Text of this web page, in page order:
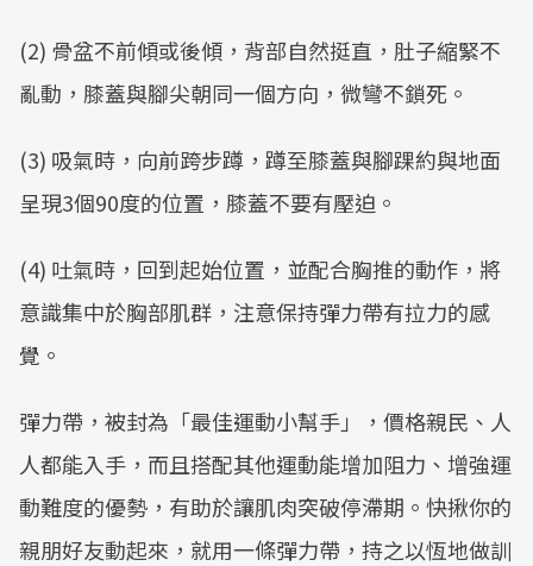
(2) 骨盆不前傾或後傾，背部自然挺直，肚子縮緊不
亂動，膝蓋與腳尖朝同一個方向，微彎不鎖死。
(3) 吸氣時，向前跨步蹲，蹲至膝蓋與腳踝約與地面
呈現3個90度的位置，膝蓋不要有壓迫。
(4) 吐氣時，回到起始位置，並配合胸推的動作，將
意識集中於胸部肌群，注意保持彈力帶有拉力的感
覺。
彈力帶，被封為「最佳運動小幫手」，價格親民、人
人都能入手，而且搭配其他運動能增加阻力、增強運
動難度的優勢，有助於讓肌肉突破停滯期。快揪你的
親朋好友動起來，就用一條彈力帶，持之以恆地做訓